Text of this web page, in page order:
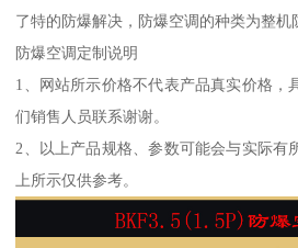
了特的防爆解决，防爆空调的种类为整机
防爆空调定制说明
1、网站所示价格不代表产品真实价格，
们销售人员联系谢谢。
2、以上产品规格、参数可能会与实际有
上所示仅供参考。